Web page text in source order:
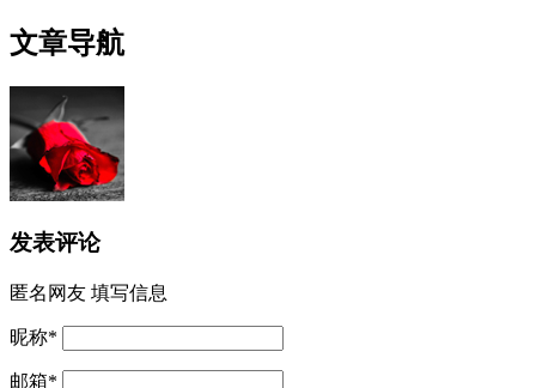
文章导航
发表评论
匿名网友 填写信息
昵称*
邮箱*